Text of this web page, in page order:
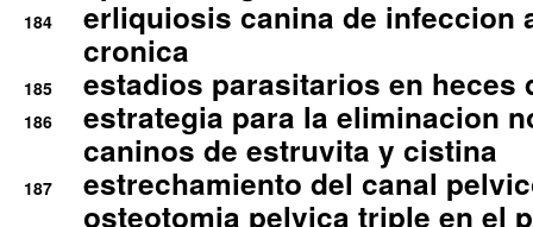
184
erliquiosis canina de infeccion
cronica
185 estadios parasitarios en heces
186
estrategia para la eliminacion
caninos de estruvita y cistina
187
estrechamiento del canal
osteotomia pelvica triple en el